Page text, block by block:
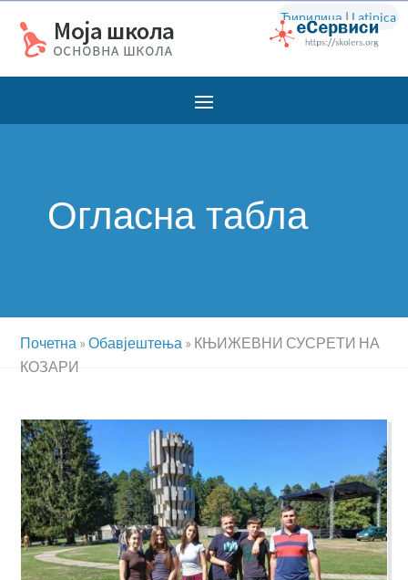
Ћирилица | Latinica
Огласна табла
Почетна »Обавјештења » КЊИЖЕВНИ СУСРЕТИ НА
КОЗАРИ